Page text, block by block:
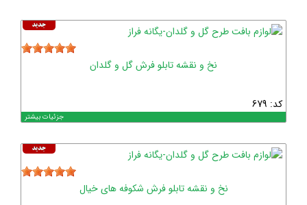
نخ و نقشه تابلو فرش گل و گلدان
کد: 679
جزئیات بیشتر
نخ و نقشه تابلو فرش شکوفه های خیال